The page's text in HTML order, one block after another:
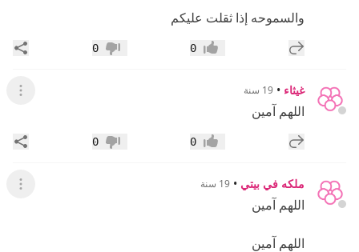
والسموحه إذا ثقلت عليكم
إضافة رد جديد إعجاب0 عدم إعجاب
0
غيثاء • 19 سنة عرض
اللهم آمين
إضافة رد جديد إعجاب0 عدم إعجاب
0
ملكه في بيتي • 19 سنة عرض
اللهم آمين
اللهم آمين